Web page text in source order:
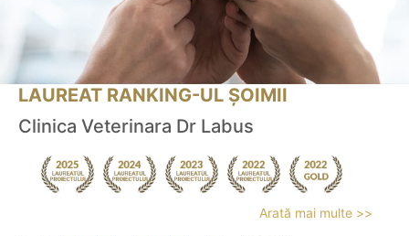
LAUREAT RANKING-UL ȘOIMII
Clinica Veterinara Dr Labus
Arată mai multe >>